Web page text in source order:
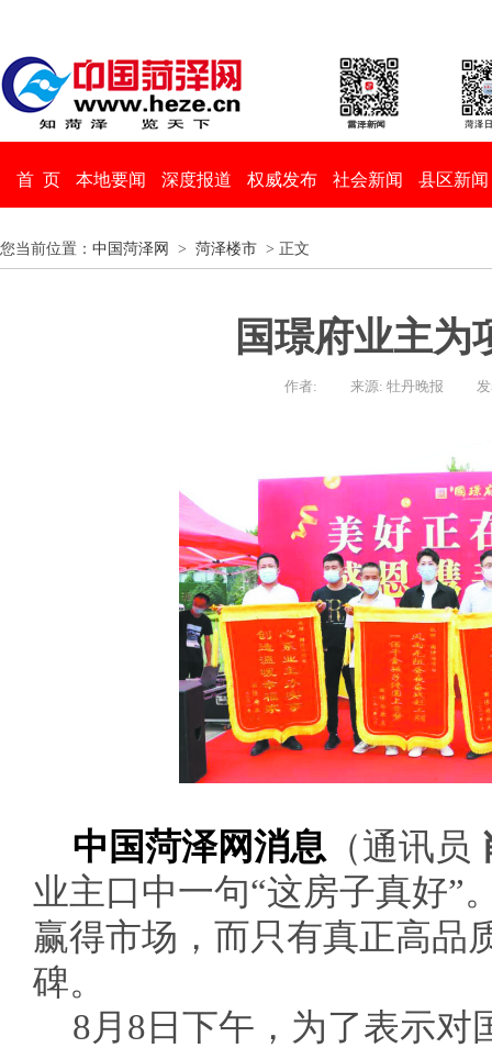
首 页 本地要闻 深度报道 权威发布 社会新闻 县区新闻
您当前位置： 中国菏泽网 > 菏泽楼市 > 正文
国璟府业主为
作者: 来源: 牡丹晚报
中国菏泽网消息 （通讯员
业主口中一句“这房子真好”
赢得市场，而只有真正高品
碑。
8月8日下午，为了表示对